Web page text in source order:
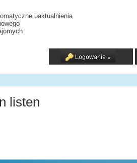
uaktualnienia
listen